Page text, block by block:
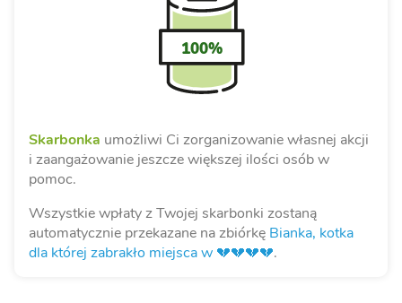
100%
Skarbonka umożliwi Ci zorganizowanie własnej akcji
i zaangażowanie jeszcze większej ilości osób w
pomoc.
Wszystkie wpłaty z Twojej skarbonki zostaną
automatycznie przekazane na zbiórkę Bianka, kotka
dla której zabrakło miejsca w 💔💔💔💔.